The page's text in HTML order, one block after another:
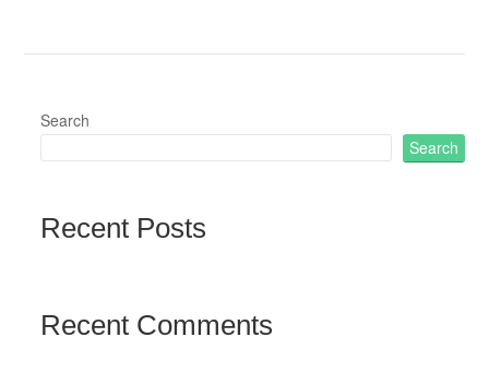
Search
Search
Recent Posts
Recent Comments